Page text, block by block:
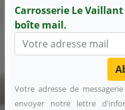
Carrosserie Le
boîte mail.
Carrosserie Le
boîte mail.
Votre adresse de
envoyer notre lettre